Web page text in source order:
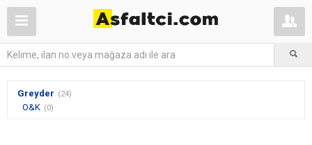
Greyder (24)
O&K (0)